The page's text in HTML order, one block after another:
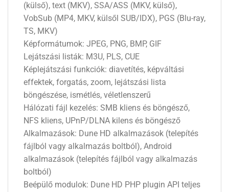
(külső), text (MKV), SSA/ASS (MKV, külső),
VobSub (MP4, MKV, külsől SUB/IDX), PGS (Blu-ray,
TS, MKV)
Képformátumok: JPEG, PNG, BMP, GIF
Lejátszási listák: M3U, PLS, CUE
Képlejátszási funkciók: diavetítés, képváltási
effektek, forgatás, zoom, lejátszási lista
böngészése, ismétlés, véletlenszerű
Hálózati fájl kezelés: SMB kliens és böngésző,
NFS kliens, UPnP/DLNA kilens és böngésző
Alkalmazások: Dune HD alkalmazások (telepítés
fájlból vagy alkalmazás boltból), Android
alkalmazások (telepítés fájlból vagy alkalmazás
boltból)
Beépülő modulok: Dune HD PHP plugin API teljes